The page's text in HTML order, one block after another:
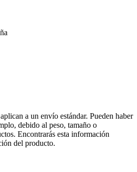
a un envío estándar. Pueden haber
debido al peso, tamaño o
Encontrarás esta información
del producto.